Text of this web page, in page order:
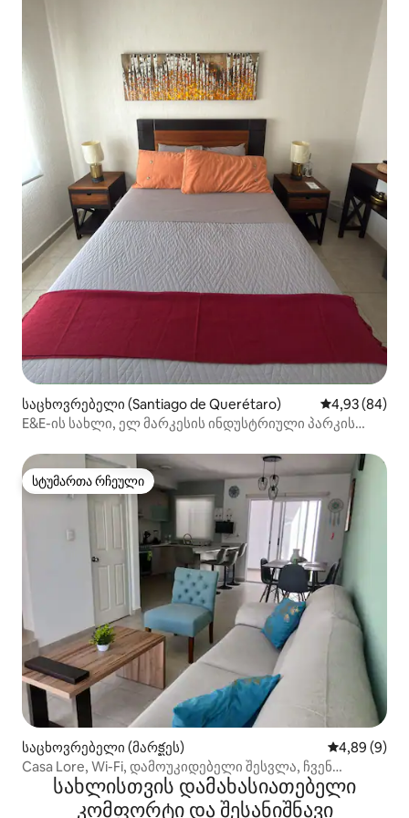
საცხოვრებელი (Santiago de Querétaro) საშუალო
4,93 (84)
E&E-ის სახლი, ელ მარკესის ინდუსტრიული პარკის
სტუმართა რჩეული
სტუმართა რჩეული
საცხოვრებელი (მარక్ఖეს) საშუალო
4,89 (9)
Casa Lore, Wi-Fi, დამოუკიდებელი შესვლა, ჩვენ
ვამოქმედებთ ინვოისებს
სახლისთვის დამახასიათებელი
კომფორტი და შესანიშნავი